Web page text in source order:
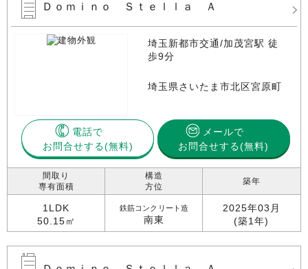
Ｄｏｍｉｎｏ Ｓｔｅｌｌａ Ａ
埼玉新都市交通/加茂宮駅 徒
歩9分
埼玉県さいたま市北区宮原町
電話で
お問合せする
メールで
お問合せする(無料)
間取り
専有面積
1LDK
50.15㎡
構造
方位
鉄筋コンクリート造
南東
築年
2025年03月
(築1年)